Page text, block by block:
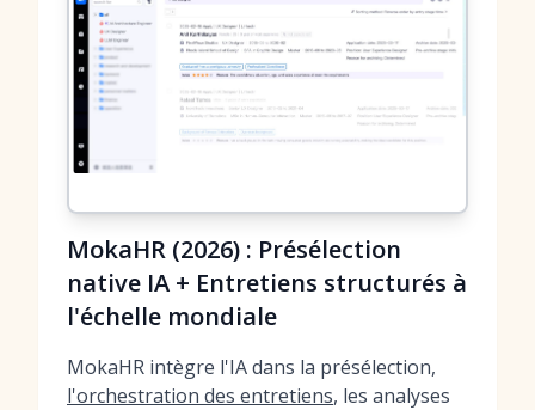
MokaHR (2026) : Présélection
native IA + Entretiens structurés à
l'échelle mondiale
MokaHR intègre l'IA dans la présélection,
l'orchestration des entretiens, les analyses